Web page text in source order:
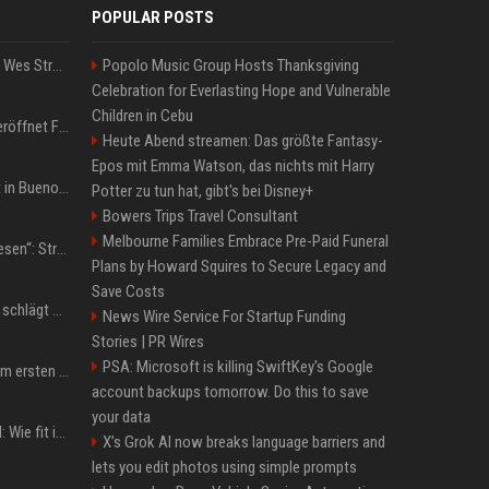
Großbritannien: Minister Wes Streeting tritt zurück – Protest gegen Keir Starmer
WM 2026: IShowSpeed eröffnet Final-Party! Internet-Gigant singt einen Song
San-Cayetano-Wallfahrt in Buenos Aires: Erzbischof teilt kräftig gegen Javier Milei aus
„Jeden Tag 20 Minuten lesen“: Streamer-König Kai Cenat will wortgewandter werden und seine Community mit ihm
Boxen: Anthony Joshua schlägt Jake Paul in Miami nach sechs Runden K.o.
Musik: Ariana Grande zum ersten Mal an deutscher Chartspitze
Untersuchung in Mailand: Wie fit ist Jannik Sinner?
POPULAR POSTS
Popolo Music Group Hosts Thanksgiving
Celebration for Everlasting Hope and Vulnerable
Children in Cebu
Heute Abend streamen: Das größte Fantasy-
Epos mit Emma Watson, das nichts mit Harry
Potter zu tun hat, gibt's bei Disney+
Bowers Trips Travel Consultant
Melbourne Families Embrace Pre-Paid Funeral
Plans by Howard Squires to Secure Legacy and
Save Costs
News Wire Service For Startup Funding
Stories | PR Wires
PSA: Microsoft is killing SwiftKey's Google
account backups tomorrow. Do this to save
your data
X’s Grok AI now breaks language barriers and
lets you edit photos using simple prompts